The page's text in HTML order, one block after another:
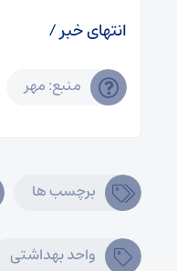
انتهای خبر /
منبع: مهر
برچسب ها
واحد بهداشتی